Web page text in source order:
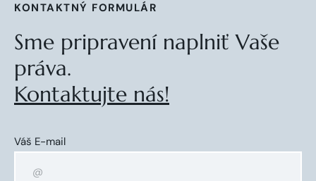
KONTAKTNÝ FORMULÁR
Sme pripravení naplniť Vaše
práva.
Kontaktujte nás!
Váš E-mail